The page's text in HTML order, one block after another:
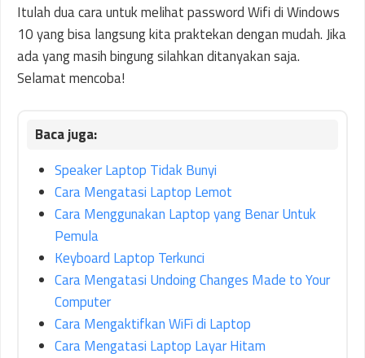
Itulah dua cara untuk melihat password Wifi di Windows
10 yang bisa langsung kita praktekan dengan mudah. Jika
ada yang masih bingung silahkan ditanyakan saja.
Selamat mencoba!
Speaker Laptop Tidak Bunyi
Cara Mengatasi Laptop Lemot
Cara Menggunakan Laptop yang Benar Untuk
Pemula
Keyboard Laptop Terkunci
Cara Mengatasi Undoing Changes Made to Your
Computer
Cara Mengaktifkan WiFi di Laptop
Cara Mengatasi Laptop Layar Hitam